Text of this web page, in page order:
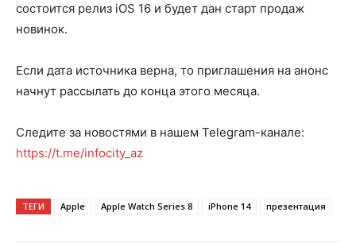
состоится релиз iOS 16 и будет дан старт продаж
новинок.
Если дата источника верна, то приглашения на анонс
начнут рассылать до конца этого месяца.
Следите за новостями в нашем Telegram-канале:
https://t.me/infocity_az
ТЕГИ Apple Apple Watch Series 8 iPhone 14 презентация